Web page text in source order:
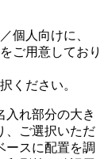
個人向けに、
ご用意しており
ください。
れ部分の大き
、ご選択いただ
ースに配置を調